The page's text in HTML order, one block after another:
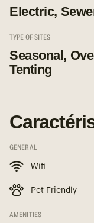
Electric,
TYPE OF SITES
Seasonal,
Tenting
GENERAL
Wifi
Pet Friendly
AMENITIES